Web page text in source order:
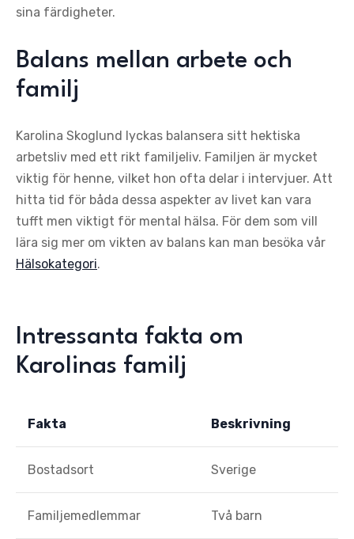
sina färdigheter.
Balans mellan arbete och
familj
Karolina Skoglund lyckas balansera sitt hektiska
arbetsliv med ett rikt familjeliv. Familjen är mycket
viktig för henne, vilket hon ofta delar i intervjuer. Att
hitta tid för båda dessa aspekter av livet kan vara
tufft men viktigt för mental hälsa. För dem som vill
lära sig mer om vikten av balans kan man besöka vår
Hälsokategori.
Intressanta fakta om
Karolinas familj
Fakta Beskrivning
Bostadsort Sverige
Familjemedlemmar Två barn